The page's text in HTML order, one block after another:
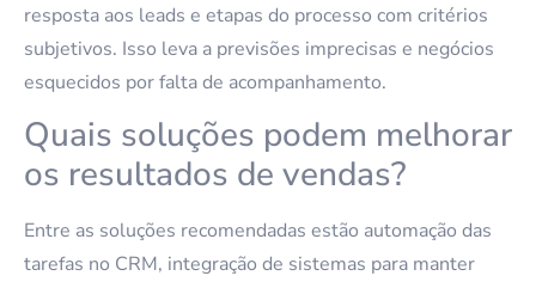
resposta aos leads e etapas do processo com critérios
subjetivos. Isso leva a previsões imprecisas e negócios
esquecidos por falta de acompanhamento.
Quais soluções podem melhorar
os resultados de vendas?
Entre as soluções recomendadas estão automação das
tarefas no CRM, integração de sistemas para manter